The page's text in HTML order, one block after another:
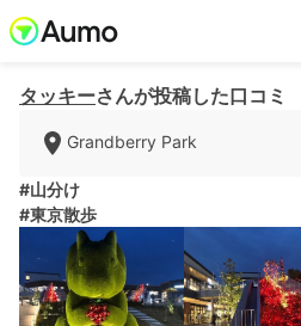
タッキーさんが投稿した口コミ
Grandberry Park
#山分け
#東京散歩